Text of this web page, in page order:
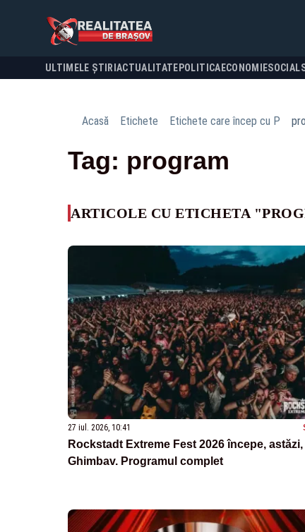
ULTIMELE ȘTIRI ACTUALITATE POLITICA ECONOMIESOCIAL
Acasă Etichete Etichete care încep cu P
Tag: program
ARTICOLE CU ETICHETA
27 iul. 2026, 10:41
Rockstadt Extreme Fest 2026 începe, astăzi,
Ghimbav. Programul complet